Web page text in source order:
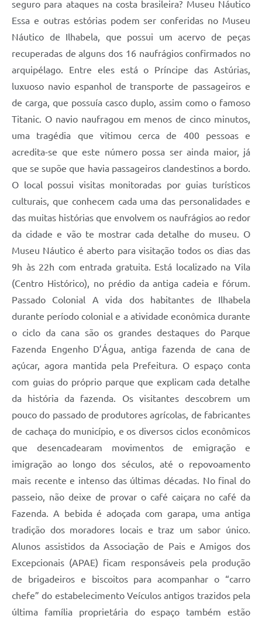
seguro para ataques na costa brasileira? Museu Náutico
Essa e outras estórias podem ser conferidas no Museu
Náutico de Ilhabela, que possui um acervo de peças
recuperadas de alguns dos 16 naufrágios confirmados no
arquipélago. Entre eles está o Príncipe das Astúrias,
luxuoso navio espanhol de transporte de passageiros e
de carga, que possuía casco duplo, assim como o famoso
Titanic. O navio naufragou em menos de cinco minutos,
uma tragédia que vitimou cerca de 400 pessoas e
acredita-se que este número possa ser ainda maior, já
que se supõe que havia passageiros clandestinos a bordo.
O local possui visitas monitoradas por guias turísticos
culturais, que conhecem cada uma das personalidades e
das muitas histórias que envolvem os naufrágios ao redor
da cidade e vão te mostrar cada detalhe do museu. O
Museu Náutico é aberto para visitação todos os dias das
9h às 22h com entrada gratuita. Está localizado na Vila
(Centro Histórico), no prédio da antiga cadeia e fórum.
Passado Colonial A vida dos habitantes de Ilhabela
durante período colonial e a atividade econômica durante
o ciclo da cana são os grandes destaques do Parque
Fazenda Engenho D’Água, antiga fazenda de cana de
açúcar, agora mantida pela Prefeitura. O espaço conta
com guias do próprio parque que explicam cada detalhe
da história da fazenda. Os visitantes descobrem um
pouco do passado de produtores agrícolas, de fabricantes
de cachaça do município, e os diversos ciclos econômicos
que desencadearam movimentos de emigração e
imigração ao longo dos séculos, até o repovoamento
mais recente e intenso das últimas décadas. No final do
passeio, não deixe de provar o café caiçara no café da
Fazenda. A bebida é adoçada com garapa, uma antiga
tradição dos moradores locais e traz um sabor único.
Alunos assistidos da Associação de Pais e Amigos dos
Excepcionais (APAE) ficam responsáveis pela produção
de brigadeiros e biscoitos para acompanhar o “carro
chefe” do estabelecimento Veículos antigos trazidos pela
última família proprietária do espaço também estão